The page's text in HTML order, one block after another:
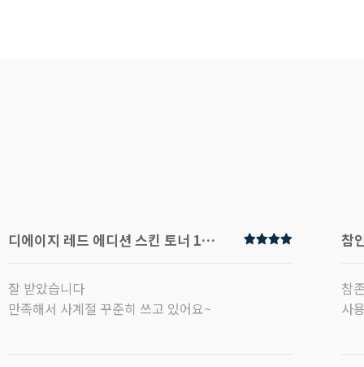
디에이지 레드 에디션 스킨 토너 120ml
잘 받았습니다
만족해서 사계절 꾸준히 쓰고 있어요~
참
참
사